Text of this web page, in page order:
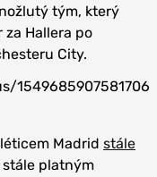
tým, který
Hallera po
City.
1549685907581706
Madrid stále
stále platným